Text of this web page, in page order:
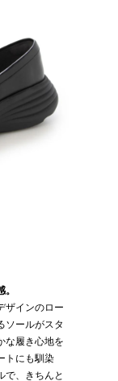
ザインのロー
ソールがスタ
な履き心地を
トにも馴染
で、きちんと